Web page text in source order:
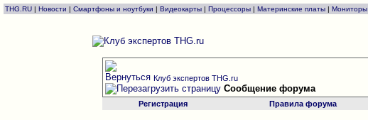
THG.RU | Новости | Смартфоны и ноутбуки | Видеокарты | Процессоры | Материнские платы | Мониторы
Клуб экспертов THG.ru
Сообщение форума
Регистрация Правила форума